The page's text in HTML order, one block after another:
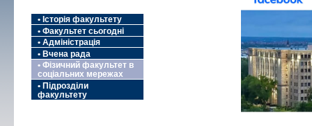
• Історія факультету
• Факультет сьогодні
• Адміністрація
• Вчена рада
• Фізичний факультет в
соціальних мережах
• Підрозділи
факультету